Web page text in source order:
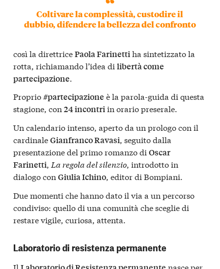
Coltivare la complessità, custodire il
dubbio, difendere la bellezza del confronto
così la direttricePaola Farinettiha sintetizzato la
rotta, richiamando l’idea di libertà come
partecipazione.
Proprio#partecipazione è la parola-guida di questa
stagione, con 24 incontriin orario preserale.
Un calendario intenso, aperto da un prologo con il
cardinaleGianfranco Ravasi, seguito dalla
presentazione del primo romanzo di Oscar
Farinetti, La regola del silenzio, introdotto in
dialogo con Giulia Ichino, editor di Bompiani.
Due momenti che hanno dato il via a un percorso
condiviso: quello di una comunità che sceglie di
restare vigile, curiosa, attenta.
Laboratorio di resistenza permanente
Il nasce per